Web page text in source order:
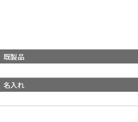
既製品
名入れ